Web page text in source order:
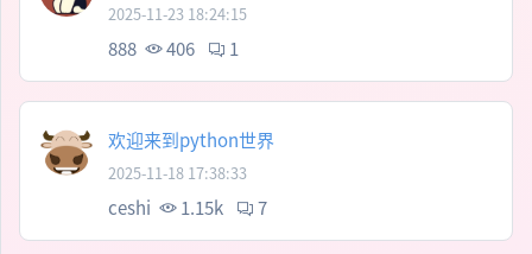
2025-11-23 18:24:15
888 406 1
欢迎来到python世界
2025-11-18 17:38:33
ceshi 1.15k 7